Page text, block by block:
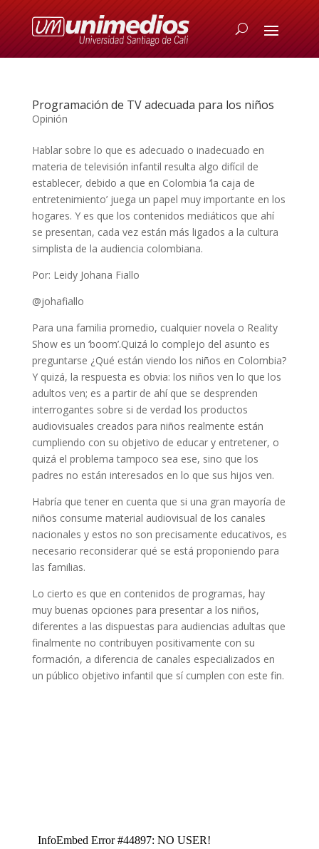
Programación de TV adecuada para los niños
Opinión
Hablar sobre lo que es adecuado o inadecuado en
materia de televisión infantil resulta algo difícil de
establecer, debido a que en Colombia ‘la caja de
entretenimiento’ juega un papel muy importante en los
hogares. Y es que los contenidos mediáticos que ahí
se presentan, cada vez están más ligados a la cultura
simplista de la audiencia colombiana.
Por: Leidy Johana Fiallo
@johafiallo
Para una familia promedio, cualquier novela o Reality
Show es un ‘boom’.Quizá lo complejo del asunto es
preguntarse ¿Qué están viendo los niños en Colombia?
Y quizá, la respuesta es obvia: los niños ven lo que los
adultos ven; es a partir de ahí que se desprenden
interrogantes sobre si de verdad los productos
audiovisuales creados para niños realmente están
cumpliendo con su objetivo de educar y entretener, o
quizá el problema tampoco sea ese, sino que los
padres no están interesados en lo que sus hijos ven.
Habría que tener en cuenta que si una gran mayoría de
niños consume material audiovisual de los canales
nacionales y estos no son precisamente educativos, es
necesario reconsiderar qué se está proponiendo para
las familias.
Lo cierto es que en contenidos de programas, hay
muy buenas opciones para presentar a los niños,
diferentes a las dispuestas para audiencias adultas que
finalmente no contribuyen positivamente con su
formación, a diferencia de canales especializados en
un público objetivo infantil que sí cumplen con este fin.